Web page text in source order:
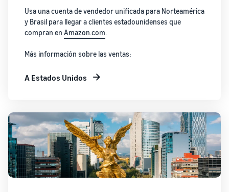
Usa una cuenta de vendedor unificada para Norteamérica
y Brasil para llegar a clientes estadounidenses que
compran en Amazon.com.
Más información sobre las ventas:
A Estados Unidos